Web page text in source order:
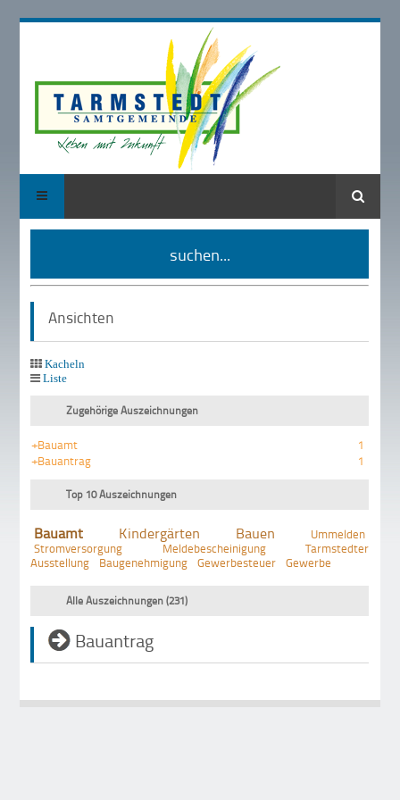
Suche
suchen...
Ansichten
Kacheln
Liste
Zugehörige Auszeichnungen
+Bauamt
1
+Bauantrag
1
Top 10 Auszeichnungen
Bauamt Kindergärten Bauen
Ummelden
Stromversorgung
Meldebescheinigung
Tarmstedter
Ausstellung
Baugenehmigung Gewerbesteuer Gewerbe
Alle Auszeichnungen (231)
Bauantrag